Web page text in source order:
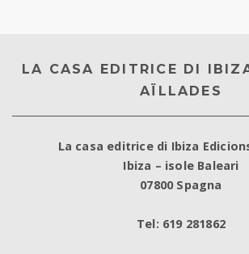
LA CASA EDITRICE DI
AÏLLADES
La casa editrice di Ibiza
Ibiza – isole Baleari
07800 Spagna
Tel: 619 281862